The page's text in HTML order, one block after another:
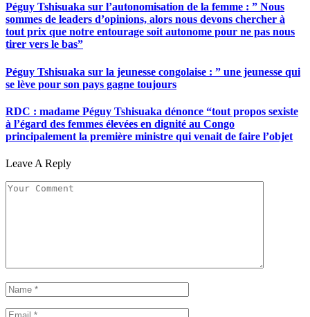
Péguy Tshisuaka sur l’autonomisation de la femme : ” Nous
sommes de leaders d’opinions, alors nous devons chercher à
tout prix que notre entourage soit autonome pour ne pas nous
tirer vers le bas”
Péguy Tshisuaka sur la jeunesse congolaise : ” une jeunesse qui
se lève pour son pays gagne toujours
RDC : madame Péguy Tshisuaka dénonce “tout propos sexiste
à l’égard des femmes élevées en dignité au Congo
principalement la première ministre qui venait de faire l’objet
Leave A Reply